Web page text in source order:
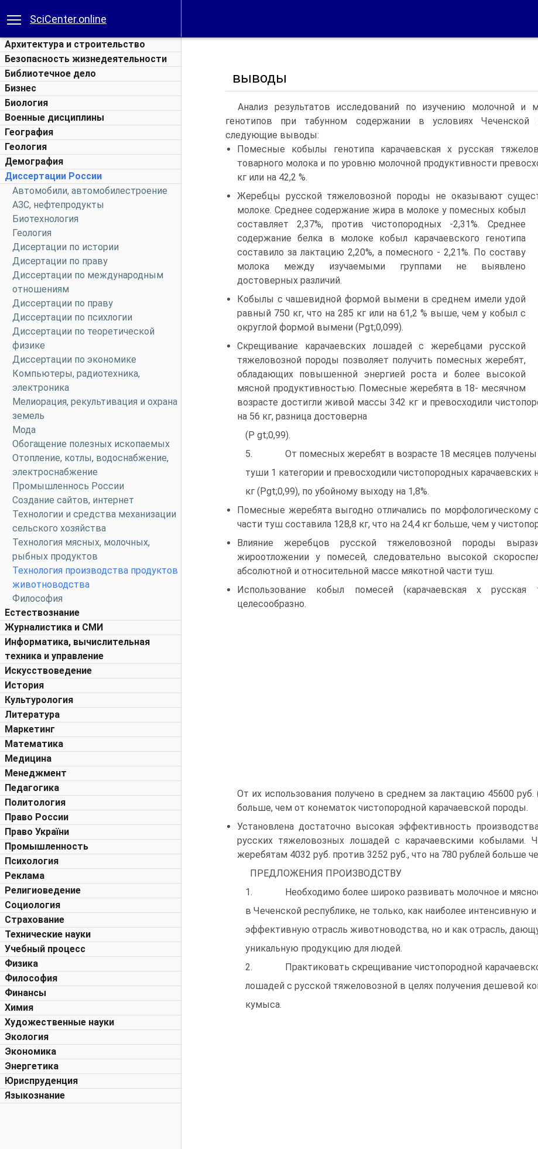
SciCenter.online
Архитектура и строительство
Безопасность жизнедеятельности
Библиотечное дело
Бизнес
Биология
Военные дисциплины
География
Геология
Демография
Диссертации России
Автомобили, автомобилестроение
АЗС, нефтепродукты
Биотехнология
Геология
Дисертации по истории
Дисертации по праву
Диссертации по международным
отношениям
Диссертации по праву
Диссертации по психлогии
Диссертации по теоретической
физике
Диссертации по экономике
Компьютеры, радиотехника,
электроника
Мелиорация, рекультивация и охрана
земель
Мода
Обогащение полезных ископаемых
Отопление, котлы, водоснабжение,
электроснабжение
Промышленнось России
Создание сайтов, интернет
Технологии и средства механизации
сельского хозяйства
Технология мясных, молочных,
рыбных продуктов
Технология производства продуктов
животноводства
Философия
Естествознание
Журналистика и СМИ
Информатика, вычислительная
техника и управление
Искусствоведение
История
Культурология
Литература
Маркетинг
Математика
Медицина
Менеджмент
Педагогика
Политология
Право России
Право України
Промышленность
Психология
Реклама
Религиоведение
Социология
Страхование
Технические науки
Учебный процесс
Физика
Философия
Финансы
Химия
Художественные науки
Экология
Экономика
Энергетика
Юриспруденция
Языкознание
выводы
Анализ результатов исследований по изучению молочной и
генотипов при табунном содержании в условиях Чеченской
следующие выводы:
Помесные кобылы генотипа карачаевская х русская
товарного молока и по уровню молочной продуктивности
кг или на 42,2 %.
Жеребцы русской тяжеловозной породы не оказывают
молоке. Среднее содержание жира в молоке у помесных кобыл
составляет 2,37%, против чистопородных -2,31%. Среднее
содержание белка в молоке кобыл карачаевского генотипа
составило за лактацию 2,20%, а помесного - 2,21%. По составу
молока между изучаемыми группами не выявлено
достоверных различий.
Кобылы с чашевидной формой вымени в среднем имели удой
равный 750 кг, что на 285 кг или на 61,2 % выше, чем у кобыл с
округлой формой вымени (Рgt;0,099).
Скрещивание карачаевских лошадей с жеребцами русской
тяжеловозной породы позволяет получить помесных жеребят,
обладающих повышенной энергией роста и более высокой
мясной продуктивностью. Помесные жеребята в 18- месячном
возрасте достигли живой массы 342 кг и превосходили
на 56 кг, разница достоверна
(Р gt;0,99).
5. От помесных жеребят в возрасте 18 месяцев получены
туши 1 категории и превосходили чистопородных карачаевских
кг (Рgt;0,99), по убойному выходу на 1,8%.
Помесные жеребята выгодно отличались по морфологическому
части туш составила 128,8 кг, что на 24,4 кг больше, чем у
Влияние жеребцов русской тяжеловозной породы
жироотложении у помесей, следовательно высокой
абсолютной и относительной массе мякотной части туш.
Использование кобыл помесей (карачаевская х русская
целесообразно.
От их использования получено в среднем за лактацию 45600
больше, чем от конематок чистопородной карачаевской породы.
Установлена достаточно высокая эффективность
русских тяжеловозных лошадей с карачаевскими кобылами.
жеребятам 4032 руб. против 3252 руб., что на 780 рублей больше
ПРЕДЛОЖЕНИЯ ПРОИЗВОДСТВУ
1. Необходимо более широко развивать молочное и
в Чеченской республике, не только, как наиболее интенсивную и
эффективную отрасль животноводства, но и как отрасль,
уникальную продукцию для людей.
2. Практиковать скрещивание чистопородной
лошадей с русской тяжеловозной в целях получения дешевой
кумыса.